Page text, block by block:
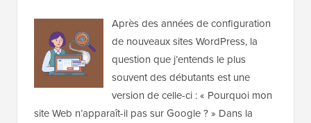
Après des années de configuration
de nouveaux sites WordPress, la
question que j’entends le plus
souvent des débutants est une
version de celle-ci : « Pourquoi mon
site Web n’apparaît-il pas sur Google ? » Dans la